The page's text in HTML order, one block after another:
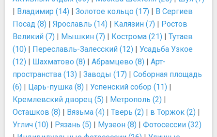
| Владимир (14) | Золотое кольцо (17) | В Сергиев
Посад (8) | Ярославль (14) | Калязин (7) | Ростов
Великий (7) | Мышкин (7) | Кострома (21) | Тутаев
(10) | Переславль-Залесский (12) | Усадьба Узкое
(12) | Шахматово (8) | Абрамцево (8) | Арт-
пространства (13) | Заводы (17) | Соборная площадь
(6) | Царь-пушка (8) | Успенский собор (11) |
Кремлевский дворец (5) | Метрополь (2) |
Осташков (8) | Вязьма (4) | Тверь (2) | в Торжок (2) |
Углич (10) | Рязань (5) | Музеон (8) | Фотосессии (32)